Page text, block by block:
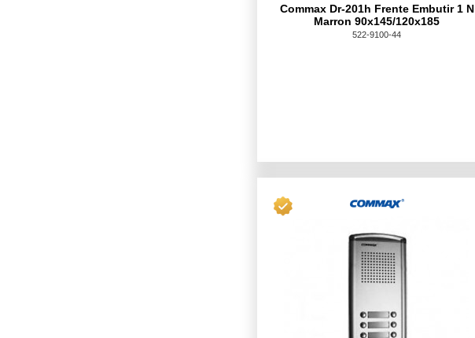
Commax Dr-201h Frente Embutir 1 N
Marron 90x145/120x185
522-9100-44